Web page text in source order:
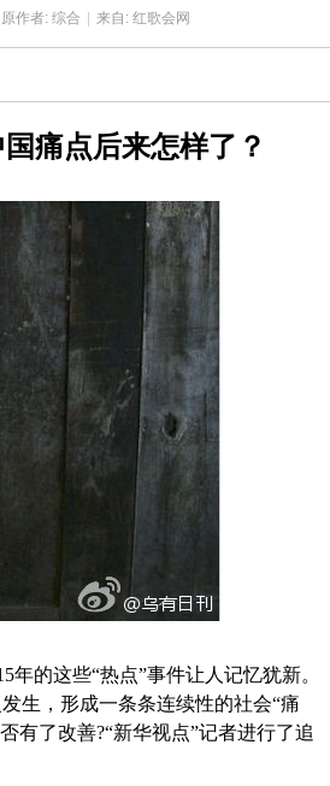
原作者: 综合 来自: 红歌会网
国痛点后来怎样了？
年的这些“热点”事件让人记忆犹新。
生，形成一条条连续性的社会“痛
有了改善?“新华视点”记者进行了追